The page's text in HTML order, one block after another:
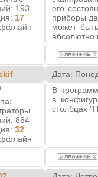
193
17
его
приборы
может
абсолютно
Дата:
864
32
В
в
столбцах